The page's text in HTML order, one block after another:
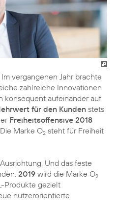
vergangenen Jahr brachte
zahlreiche Innovationen
konsequent aufeinander auf
für den Kunden stets
Freiheitsoffensive 2018
Marke O2 steht für Freiheit
Und das feste
2019 wird die Marke O2
Produkte gezielt
nutzerorientierte